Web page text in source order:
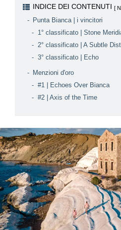
INDICE DEI CONTENUTI
Punta Bianca | i vincitori
1° classificato | Stone
2° classificato | A Subtle
3° classificato | Echo
Menzioni d'oro
#1 | Echoes Over Bianca
#2 | Axis of the Time